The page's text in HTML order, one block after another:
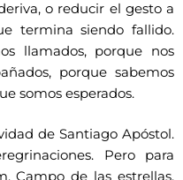
o reducir el gesto a
termina siendo fallido.
llamados, porque nos
porque sabemos
somos esperados.
de Santiago Apóstol.
Pero para
Campo de las estrellas,